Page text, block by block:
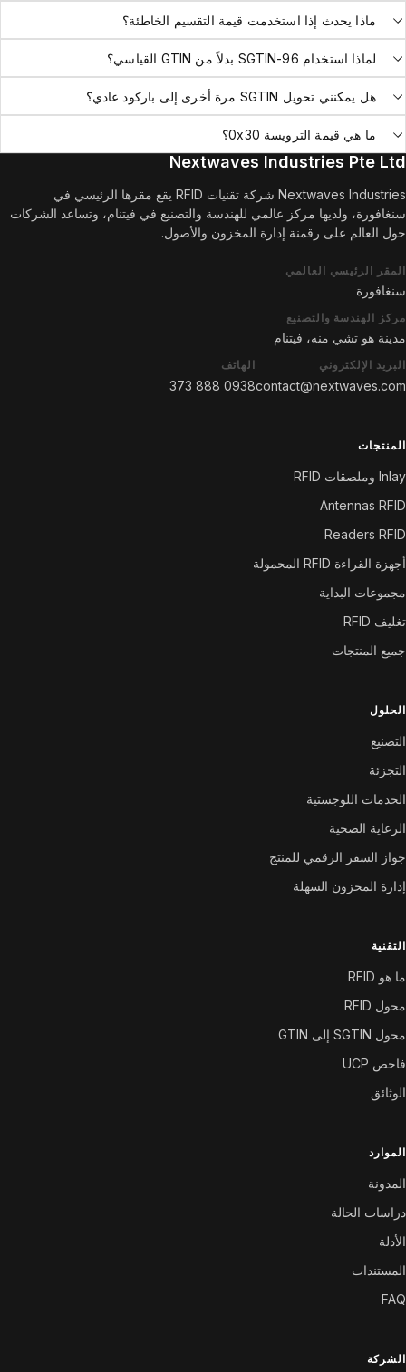
ماذا يحدث إذا استخدمت قيمة التقسيم الخاطئة؟
لماذا استخدام SGTIN-96 بدلاً من GTIN القياسي؟
هل يمكنني تحويل SGTIN مرة أخرى إلى باركود عادي؟
ما هي قيمة الترويسة 0x30؟
Nextwaves Industries Pte Ltd
Nextwaves Industries شركة تقنيات RFID يقع مقرها الرئيسي في
سنغافورة، ولديها مركز عالمي للهندسة والتصنيع في فيتنام، وتساعد الشركات
حول العالم على رقمنة إدارة المخزون والأصول.
المقر الرئيسي العالمي
سنغافورة
مركز الهندسة والتصنيع
مدينة هو تشي منه، فيتنام
البريد الإلكتروني
contact@nextwaves.com
الهاتف
0938 888 373
المنتجات
Inlay وملصقات RFID
Antennas RFID
Readers RFID
أجهزة القراءة RFID المحمولة
مجموعات البداية
تغليف RFID
جميع المنتجات
الحلول
التصنيع
التجزئة
الخدمات اللوجستية
الرعاية الصحية
جواز السفر الرقمي للمنتج
إدارة المخزون السهلة
التقنية
ما هو RFID
محول RFID
محول SGTIN إلى GTIN
فاحص UCP
الوثائق
الموارد
المدونة
دراسات الحالة
الأدلة
المستندات
FAQ
الشركة